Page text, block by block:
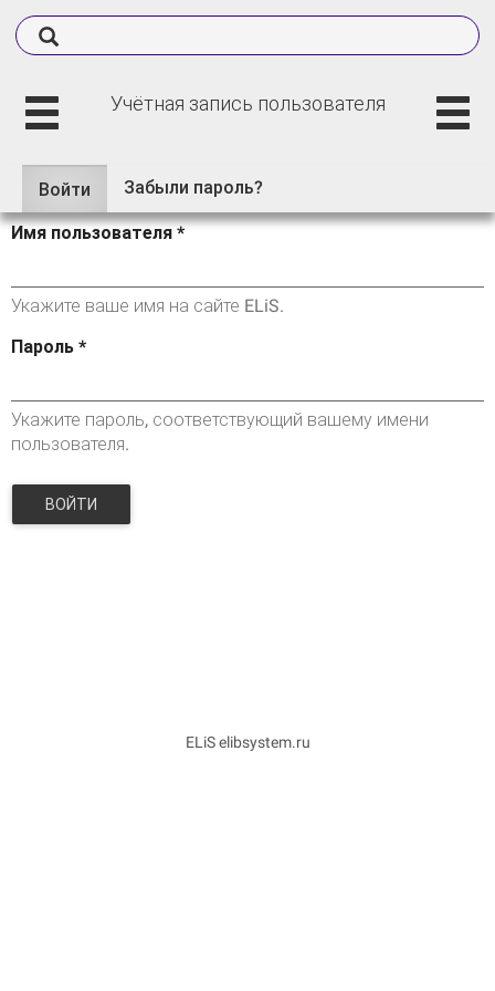
Учётная запись пользователя
Главные вкладки
Войти (активная
вкладка)
Забыли пароль?
Имя пользователя *
Укажите ваше имя на сайте ELiS.
Пароль *
Укажите пароль, соответствующий вашему имени
пользователя.
ВОЙТИ
ELiS elibsystem.ru